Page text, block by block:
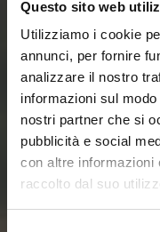
Questo sito web
Utilizziamo i cookie
annunci, per fornire
analizzare il nostro
informazioni sul
nostri partner che si
pubblicità e social
con altre informazioni
raccolto dal suo
Entra ora
delle Smart
delle
Energetiche
Rinnovabili